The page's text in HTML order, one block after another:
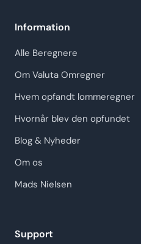
Information
Alle Beregnere
Om Valuta Omregner
Hvem opfandt lommeregner
Hvornår blev den opfundet
Blog & Nyheder
Om os
Mads Nielsen
Support